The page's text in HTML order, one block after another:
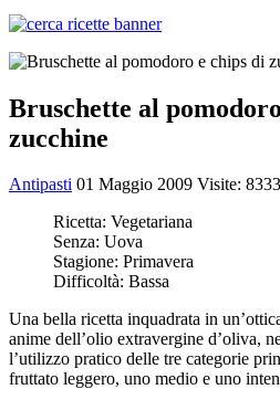
Bruschette al
zucchine
Antipasti 01 Maggio 2009 Visite: 8333
Ricetta: Vegetariana
Senza: Uova
Stagione: Primavera
Difficoltà: Bassa
Una bella ricetta inquadrata in
anime dell’olio extravergine d’oliva,
l’utilizzo pratico delle tre categorie
fruttato leggero, uno medio e uno